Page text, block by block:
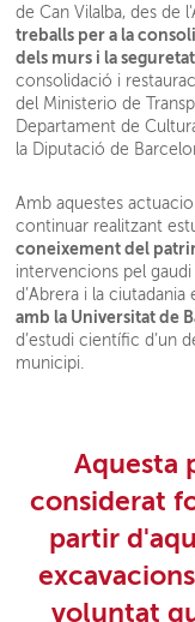
de Can Vilalba, des de
treballs per a la
dels murs i la
consolidació i
del Ministerio de
Departament de
la Diputació de
Amb aquestes
continuar realitzant
coneixement del
intervencions pel
d’Abrera i la
amb la Universitat de
d’estudi científic d’un
municipi.
Aquesta
considerat
partir
voluntat